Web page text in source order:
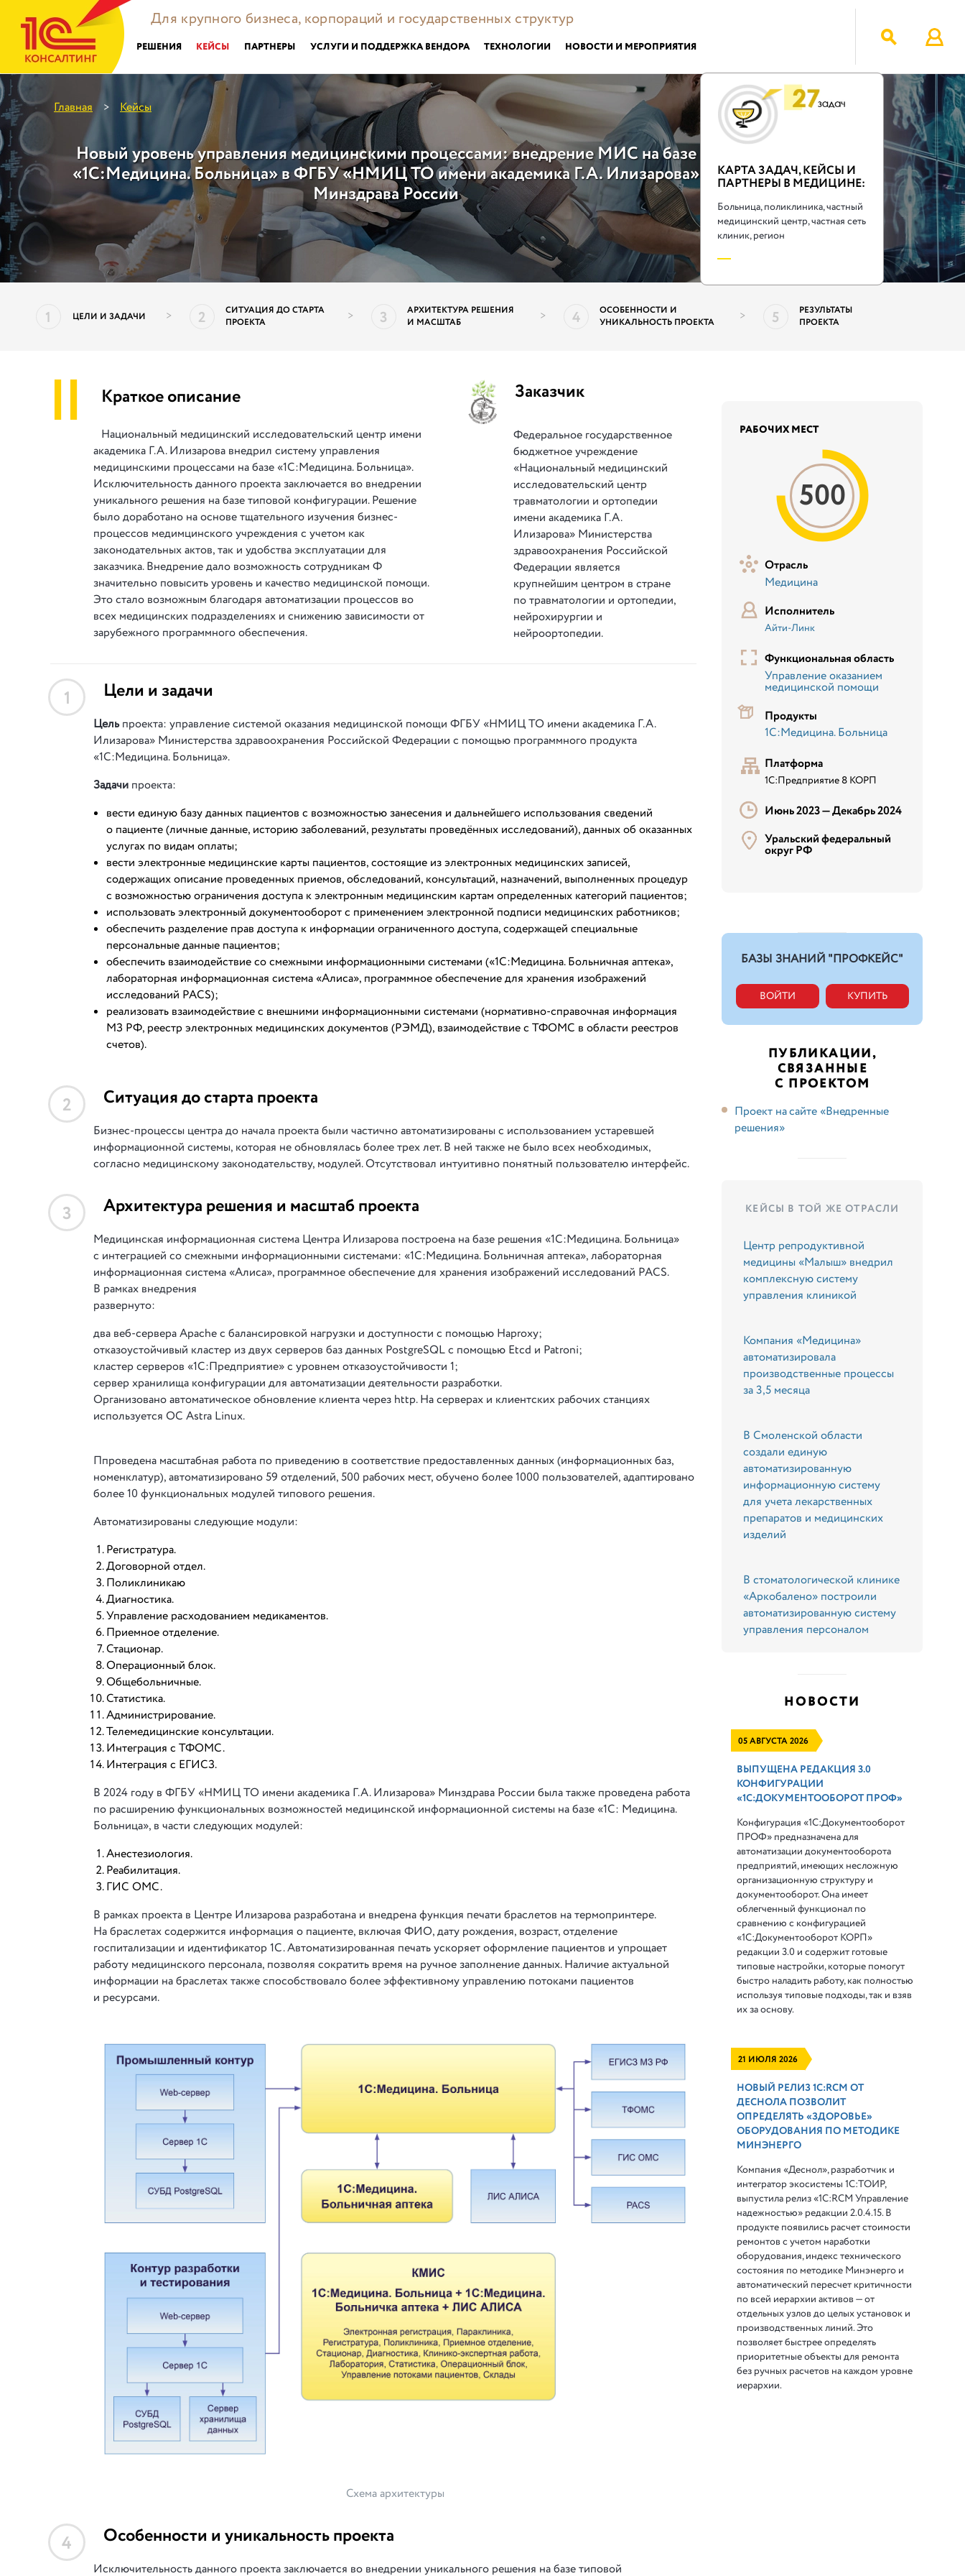
Для крупного бизнеса, корпораций и государственных структур
РЕШЕНИЯ КЕЙСЫ ПАРТНЕРЫ УСЛУГИ И ПОДДЕРЖКА ВЕНДОРА ТЕХНОЛОГИИ НОВОСТИ И МЕРОПРИЯТИЯ
Главная > Кейсы
Новый уровень управления медицинскими процессами: внедрение МИС на базе
«1С:Медицина. Больница» в ФГБУ «НМИЦ ТО имени академика Г.А. Илизарова»
Минздрава России
КАРТА ЗАДАЧ, КЕЙСЫ И
ПАРТНЕРЫ В МЕДИЦИНЕ:
Больница, поликлиника, частный
медицинский центр, частная сеть
клиник, регион
ПОДРОБНЕЕ
1 ЦЕЛИ И ЗАДАЧИ > 2
СИТУАЦИЯ ДО СТАРТА
ПРОЕКТА
> 3
АРХИТЕКТУРА РЕШЕНИЯ
И МАСШТАБ
> 4
ОСОБЕННОСТИ И
УНИКАЛЬНОСТЬ ПРОЕКТА
> 5
РЕЗУЛЬТАТЫ
ПРОЕКТА
|| Краткое описание
Национальный медицинский исследовательский центр имени
академика Г.А. Илизарова внедрил систему управления
медицинскими процессами на базе «1С:Медицина. Больница».
Исключительность данного проекта заключается во внедрении
уникального решения на базе типовой конфигурации. Решение
было доработано на основе тщательного изучения бизнес-
процессов медимцинского учреждения с учетом как
законодательных актов, так и удобства эксплуатации для
заказчика. Внедрение дало возможность сотрудникам Ф
значительно повысить уровень и качество медицинской помощи.
Это стало возможным благодаря автоматизации процессов во
всех медицинских подразделениях и снижению зависимости от
зарубежного программного обеспечения.
Заказчик
Федеральное государственное
бюджетное учреждение
«Национальный медицинский
исследовательский центр
травматологии и ортопедии
имени академика Г.А.
Илизарова» Министерства
здравоохранения Российской
Федерации является
крупнейшим центром в стране
по травматологии и ортопедии,
нейрохирургии и
нейроортопедии.
1 Цели и задачи
Цельпроекта: управление системой оказания медицинской помощи ФГБУ «НМИЦ ТО имени академика Г.А.
Илизарова» Министерства здравоохранения Российской Федерации с помощью программного продукта
«1С:Медицина. Больница».
Задачи проекта:
вести единую базу данных пациентов с возможностью занесения и дальнейшего использования сведений
о пациенте (личные данные, историю заболеваний, результаты проведённых исследований), данных об оказанных
услугах по видам оплаты;
вести электронные медицинские карты пациентов, состоящие из электронных медицинских записей,
содержащих описание проведенных приемов, обследований, консультаций, назначений, выполненных процедур
с возможностью ограничения доступа к электронным медицинским картам определенных категорий пациентов;
использовать электронный документооборот с применением электронной подписи медицинских работников;
обеспечить разделение прав доступа к информации ограниченного доступа, содержащей специальные
персональные данные пациентов;
обеспечить взаимодействие со смежными информационными системами («1С:Медицина. Больничная аптека»,
лабораторная информационная система «Алиса», программное обеспечение для хранения изображений
исследований PACS);
реализовать взаимодействие с внешними информационными системами (нормативно-справочная информация
МЗ РФ, реестр электронных медицинских документов (РЭМД), взаимодействие с ТФОМС в области реестров
счетов).
2 Ситуация до старта проекта
Бизнес-процессы центра до начала проекта были частично автоматизированы с использованием устаревшей
информационной системы, которая не обновлялась более трех лет. В ней также не было всех необходимых,
согласно медицинскому законодательству, модулей. Отсутствовал интуитивно понятный пользователю интерфейс.
3 Архитектура решения и масштаб проекта
Медицинская информационная система Центра Илизарова построена на базе решения «1С:Медицина. Больница»
с интеграцией со смежными информационными системами: «1С:Медицина. Больничная аптека», лабораторная
информационная система «Алиса», программное обеспечение для хранения изображений исследований PACS.
В рамках внедрения
развернуто:
два веб-сервера Apache с балансировкой нагрузки и доступности с помощью Haproxy;
отказоустойчивый кластер из двух серверов баз данных PostgreSQL с помощью Etcd и Patroni;
кластер серверов «1С:Предприятие» с уровнем отказоустойчивости 1;
сервер хранилища конфигурации для автоматизации деятельности разработки.
Организовано автоматическое обновление клиента через http. На серверах и клиентских рабочих станциях
используется ОС Astra Linux.
Ппроведена масштабная работа по приведению в соответствие предоставленных данных (информационных баз,
номенклатур), автоматизировано 59 отделений, 500 рабочих мест, обучено более 1000 пользователей, адаптировано
более 10 функциональных модулей типового решения.
Автоматизированы следующие модули:
Регистратура.
Договорной отдел.
Поликлиникаю
Диагностика.
Управление расходованием медикаментов.
Приемное отделение.
Стационар.
Операционный блок.
Общебольничные.
Статистика.
Администрирование.
Телемедицинские консультации.
Интеграция с ТФОМС.
Интеграция с ЕГИСЗ.
В 2024 году в ФГБУ «НМИЦ ТО имени академика Г.А. Илизарова» Минздрава России была также проведена работа
по расширению функциональных возможностей медицинской информационной системы на базе «1С: Медицина.
Больница», в части следующих модулей:
Анестезиология.
Реабилитация.
ГИС ОМС.
В рамках проекта в Центре Илизарова разработана и внедрена функция печати браслетов на термопринтере.
На браслетах содержится информация о пациенте, включая ФИО, дату рождения, возраст, отделение
госпитализации и идентификатор 1С. Автоматизированная печать ускоряет оформление пациентов и упрощает
работу медицинского персонала, позволяя сократить время на ручное заполнение данных. Наличие актуальной
информации на браслетах также способствовало более эффективному управлению потоками пациентов
и ресурсами.
Схема архитектуры
4 Особенности и уникальность проекта
Исключительность данного проекта заключается во внедрении уникального решения на базе типовой
РАБОЧИХ МЕСТ
500
Отрасль
Медицина
Исполнитель
Айти-Линк
Функциональная область
Управление оказанием
медицинской помощи
Продукты
1С:Медицина. Больница
Платформа
1С:Предприятие 8 КОРП
Июнь 2023 —Декабрь 2024
Уральский федеральный
округ РФ
БАЗЫ ЗНАНИЙ "ПРОФКЕЙС"
ВОЙТИ КУПИТЬ
ПУБЛИКАЦИИ,
СВЯЗАННЫЕ
С ПРОЕКТОМ
Проект на сайте «Внедренные
решения»
КЕЙСЫ В ТОЙ ЖЕ ОТРАСЛИ
Центр репродуктивной
медицины «Малыш» внедрил
комплексную систему
управления клиникой
Компания «Медицина»
автоматизировала
производственные процессы
за 3,5 месяца
В Смоленской области
создали единую
автоматизированную
информационную систему
для учета лекарственных
препаратов и медицинских
изделий
В стоматологической клинике
«Аркобалено» построили
автоматизированную систему
управления персоналом
НОВОСТИ
05 АВГУСТА 2026
ВЫПУЩЕНА РЕДАКЦИЯ 3.0
КОНФИГУРАЦИИ
«1С:ДОКУМЕНТООБОРОТ ПРОФ»
Конфигурация «1С:Документооборот
ПРОФ» предназначена для
автоматизации документооборота
предприятий, имеющих несложную
организационную структуру и
документооборот. Она имеет
облегченный функционал по
сравнению с конфигурацией
«1С:Документооборот КОРП»
редакции 3.0 и содержит готовые
типовые настройки, которые помогут
быстро наладить работу, как полностью
используя типовые подходы, так и взяв
их за основу.
21 ИЮЛЯ 2026
НОВЫЙ РЕЛИЗ 1С:RCM ОТ
ДЕСНОЛА ПОЗВОЛИТ
ОПРЕДЕЛЯТЬ «ЗДОРОВЬЕ»
ОБОРУДОВАНИЯ ПО МЕТОДИКЕ
МИНЭНЕРГО
Компания «Деснол», разработчик и
интегратор экосистемы 1С:ТОИР,
выпустила релиз «1С:RCM Управление
надежностью» редакции 2.0.4.15. В
продукте появились расчет стоимости
ремонтов с учетом наработки
оборудования, индекс технического
состояния по методике Минэнерго и
автоматический пересчет критичности
по всей иерархии активов — от
отдельных узлов до целых установок и
производственных линий. Это
позволяет быстрее определять
приоритетные объекты для ремонта
без ручных расчетов на каждом уровне
иерархии.